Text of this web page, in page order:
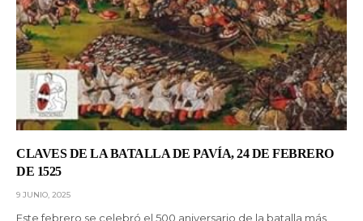
CLAVES DE LA BATALLA DE PAVÍA, 24 DE FEBRERO
DE 1525
9 JUNIO, 2025
Este febrero se celebró el 500 aniversario de la batalla más